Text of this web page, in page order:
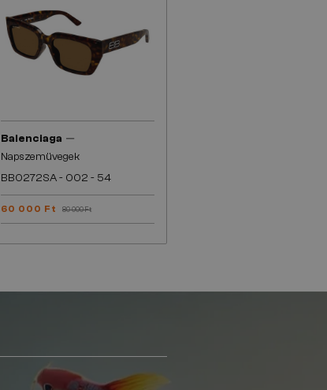
Balenciaga —
Napszemüvegek
BB0272SA - 002 - 54
60 000 Ft 80 000 Ft